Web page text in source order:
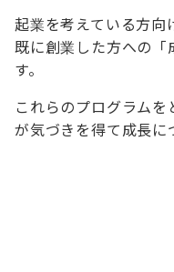
起業を考えている方向
既に創業した方への「
す。
これらのプログラム
が気づきを得て成長に